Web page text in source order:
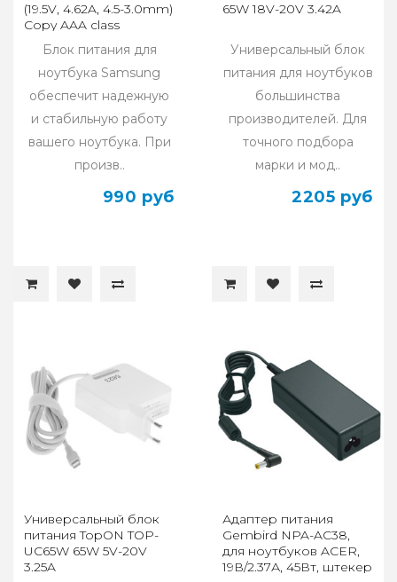
(19.5V, 4.62A, 4.5-3.0mm)
Copy AAA class
Блок питания для
ноутбука Samsung
обеспечит надежную
и стабильную работу
вашего ноутбука. При
произв..
990 руб
65W 18V-20V 3.42A
Универсальный блок
питания для ноутбуков
большинства
производителей. Для
точного подбора
марки и мод..
2205 руб
Универсальный блок
питания TopON TOP-
UC65W 65W 5V-20V
3.25A
Адаптер питания
Gembird NPA-AC38,
для ноутбуков ACER,
19В/2.37А, 45Вт, штекер